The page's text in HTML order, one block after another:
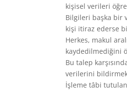
kişisel verileri
Bilgileri başka bir
kişi itiraz ederse
Herkes, makul
kaydedilmediğini
Bu talep
verilerini
İşleme tâbi